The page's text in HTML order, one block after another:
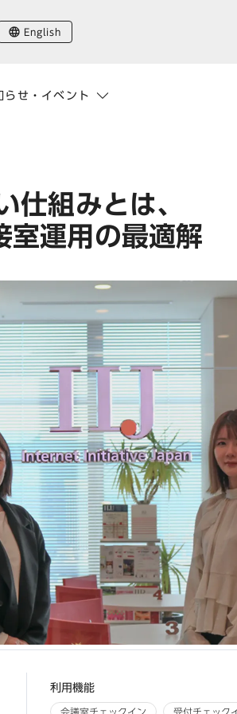
らせ・イベント
English
仕組みとは、
室運用の最適解
利用機能
会議室チェックイン 受付チェック